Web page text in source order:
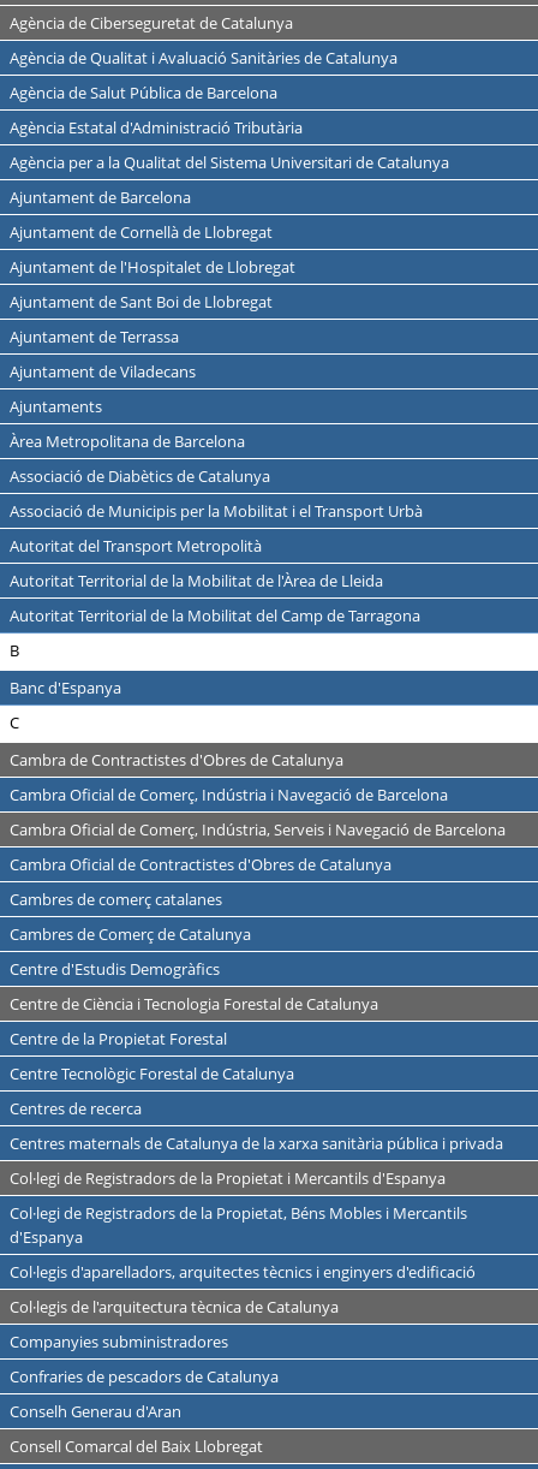
Agència de Ciberseguretat de Catalunya
Agència de Qualitat i Avaluació Sanitàries de Catalunya
Agència de Salut Pública de Barcelona
Agència Estatal d'Administració Tributària
Agència per a la Qualitat del Sistema Universitari de Catalunya
Ajuntament de Barcelona
Ajuntament de Cornellà de Llobregat
Ajuntament de l'Hospitalet de Llobregat
Ajuntament de Sant Boi de Llobregat
Ajuntament de Terrassa
Ajuntament de Viladecans
Ajuntaments
Àrea Metropolitana de Barcelona
Associació de Diabètics de Catalunya
Associació de Municipis per la Mobilitat i el Transport Urbà
Autoritat del Transport Metropolità
Autoritat Territorial de la Mobilitat de l'Àrea de Lleida
Autoritat Territorial de la Mobilitat del Camp de Tarragona
B
Banc d'Espanya
C
Cambra de Contractistes d'Obres de Catalunya
Cambra Oficial de Comerç, Indústria i Navegació de Barcelona
Cambra Oficial de Comerç, Indústria, Serveis i Navegació de Barcelona
Cambra Oficial de Contractistes d'Obres de Catalunya
Cambres de comerç catalanes
Cambres de Comerç de Catalunya
Centre d'Estudis Demogràfics
Centre de Ciència i Tecnologia Forestal de Catalunya
Centre de la Propietat Forestal
Centre Tecnològic Forestal de Catalunya
Centres de recerca
Centres maternals de Catalunya de la xarxa sanitària pública i privada
Col·legi de Registradors de la Propietat i Mercantils d'Espanya
Col·legi de Registradors de la Propietat, Béns Mobles i Mercantils
d'Espanya
Col·legis d'aparelladors, arquitectes tècnics i enginyers d'edificació
Col·legis de l'arquitectura tècnica de Catalunya
Companyies subministradores
Confraries de pescadors de Catalunya
Conselh Generau d'Aran
Consell Comarcal del Baix Llobregat